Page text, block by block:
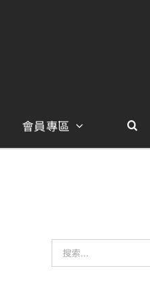
會員專區
索